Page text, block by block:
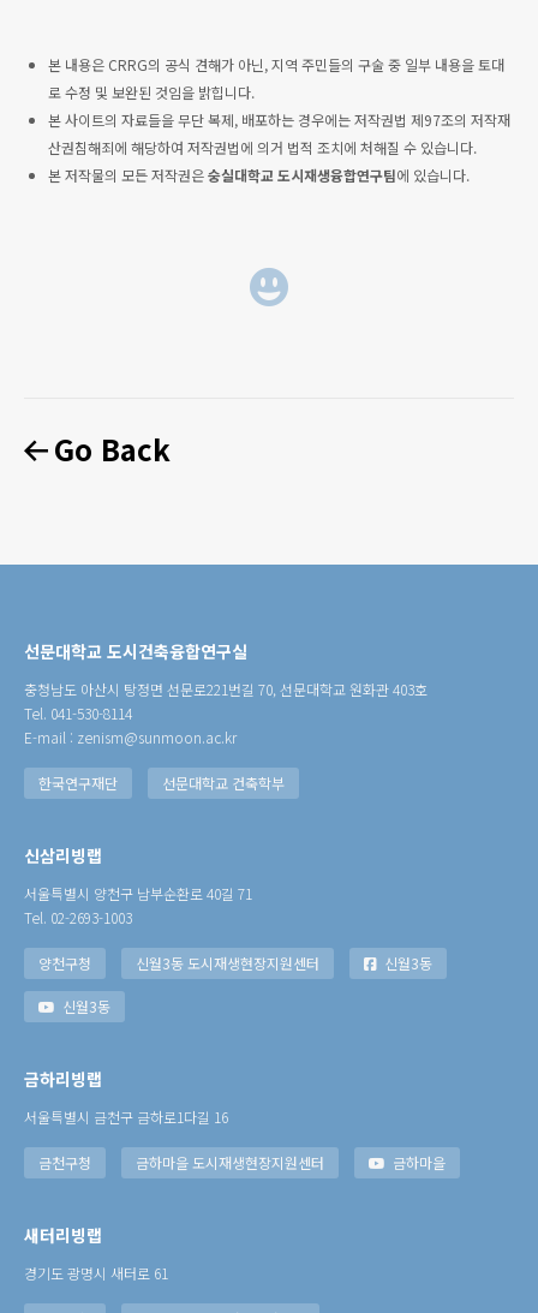
본 내용은 CRRG의 공식 견해가 아닌, 지역 주민들의 구술 중 일부 내용을 토대
로 수정 및 보완된 것임을 밝힙니다.
본 사이트의 자료들을 무단 복제, 배포하는 경우에는 저작권법 제97조의 저작재
산권침해죄에 해당하여 저작권법에 의거 법적 조치에 처해질 수 있습니다.
본 저작물의 모든 저작권은숭실대학교 도시재생융합연구팀에 있습니다.
Go Back
선문대학교 도시건축융합연구실
충청남도 아산시 탕정면 선문로221번길 70, 선문대학교 원화관 403호
Tel. 041-530-8114
E-mail : zenism@sunmoon.ac.kr
한국연구재단 선문대학교 건축학부
신삼리빙랩
서울특별시 양천구 남부순환로 40길 71
Tel. 02-2693-1003
양천구청 신월3동 도시재생현장지원센터 신월3동
신월3동
금하리빙랩
서울특별시 금천구 금하로1다길 16
금천구청 금하마을 도시재생현장지원센터 금하마을
새터리빙랩
경기도 광명시 새터로 61